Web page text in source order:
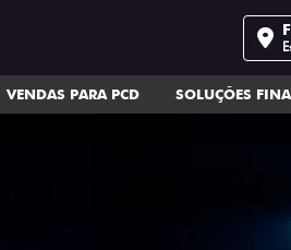
VENDAS PARA PCD SOLUÇÕES